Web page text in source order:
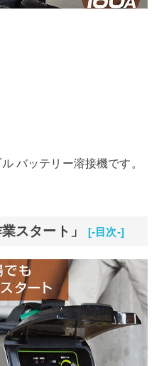
バッテリー溶接機です。
スタート」 [-目次-]